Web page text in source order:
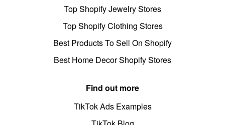
Top Shopify Jewelry Stores
Top Shopify Clothing Stores
Best Products To Sell On Shopify
Best Home Decor Shopify Stores
Find out more
TikTok Ads Examples